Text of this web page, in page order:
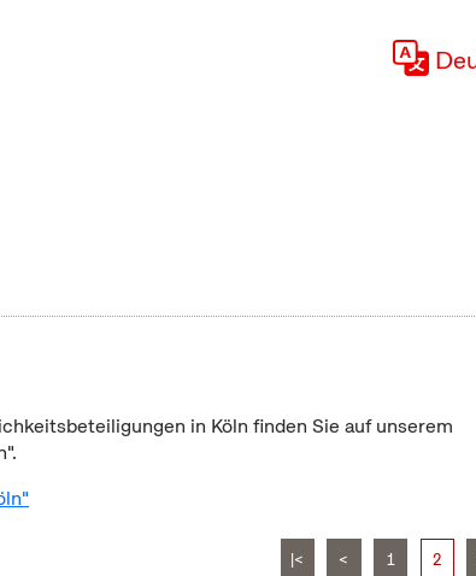
in Köln finden Sie auf unserem
|< < 1 2